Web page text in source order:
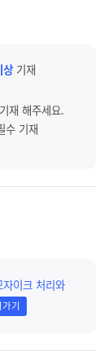
상 기재
재 해주세요.
수 기재
이크 처리와
기